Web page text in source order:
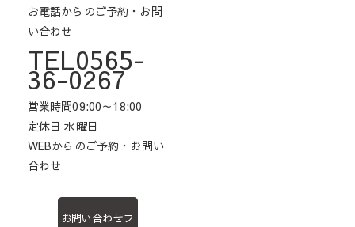
お電話からのご予約・お問
い合わせ
TEL0565-
36-0267
営業時間09:00～18:00
定休日 水曜日
WEBからのご予約・お問い
合わせ
お問い合わせフ